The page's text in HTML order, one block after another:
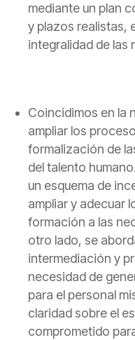
mediante un plan
y plazos realistas,
integralidad de las
Coincidimos en la
ampliar los
formalización de
del talento humano.
un esquema de
ampliar y adecuar
formación a las
otro lado, se
intermediación y
necesidad de
para el personal
claridad sobre el
comprometido